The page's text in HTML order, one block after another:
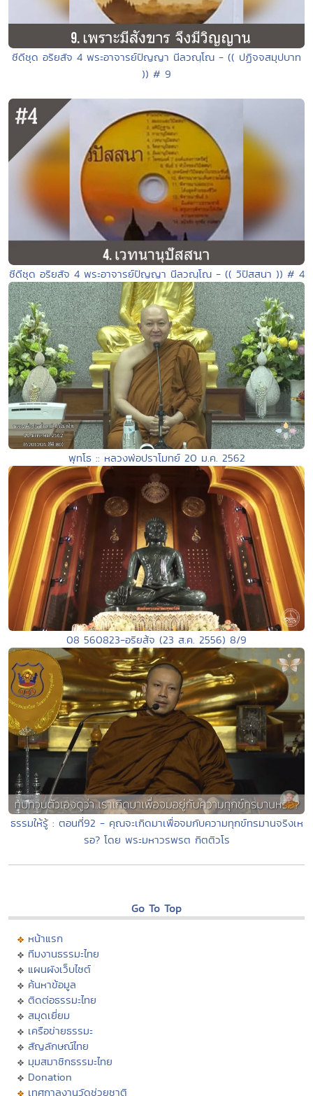
ซีดีชุด อริยสัจ 4 พระอาจารย์ปัญญา นีลวณฺโณ - (( ปฏิจจสมุปบาท
)) # 9
ซีดีชุด อริยสัจ 4 พระอาจารย์ปัญญา นีลวณฺโณ - (( วิปัสสนา )) # 4
พุทโธ :: หลวงพ่อปราโมทย์ 20 ม.ค. 2562
08 560823-อริยส้จ (23 ส.ค. 2556) 8/9
ธรรมให้รู้ : ตอนที่92 - คุณจะเกิดมาเพื่อจมกับความทุกข์ทรมานจริงเห
รอ? โดย พระมหาวรพรต กิตติวโร
Go To Top
หน้าแรก
ทีมงานธรรมะไทย
แผนผังเว็บไซต์
ค้นหาข้อมูล
ติดต่อธรรมะไทย
สมุดเยี่ยม
เครือข่ายธรรมะ
สัญลักษณ์ไทย
มุมสมาชิกธรรมะไทย
Donation
เทศกาลงานวัดช่วยชาติ